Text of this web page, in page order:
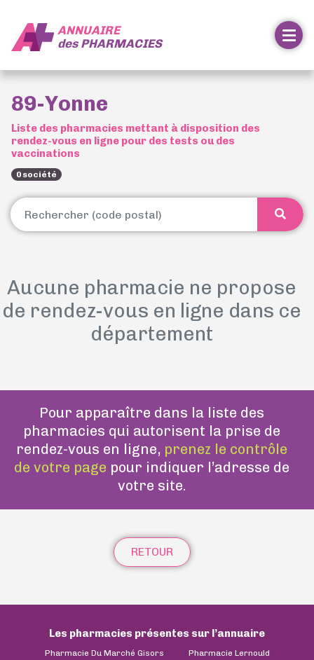
ANNUAIRE
desPHARMACIES
89-Yonne
Liste des pharmacies mettant à disposition des
rendez-vous en ligne pour des tests ou des
vaccinations
0 société
Aucune pharmacie ne propose
de rendez-vous en ligne dans ce
département
Pour apparaître dans la liste des
pharmacies qui autorisent la prise de
rendez-vous en ligne, prenez le contrôle
de votre page pour indiquer l’adresse de
votre site.
RETOUR
Les pharmacies présentes sur l’annuaire
Pharmacie Du Marché Gisors
Pharmacie Lernould